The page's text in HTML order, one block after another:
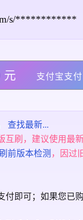
s/************
元 支付宝支付
查找最新...
互刷，建议使用最
刷前版本检测 ，因过
付即可；如果您已